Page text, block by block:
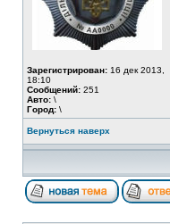
Зарегистрирован: 16 дек 2013,
18:10
Сообщений: 251
Авто: \
Город: \
Вернуться наверх